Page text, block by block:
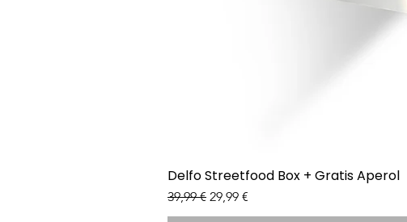
Delfo Streetfood Box + Gratis Aperol
Standardpreis
39,99 € Sale-Preis
29,99 €